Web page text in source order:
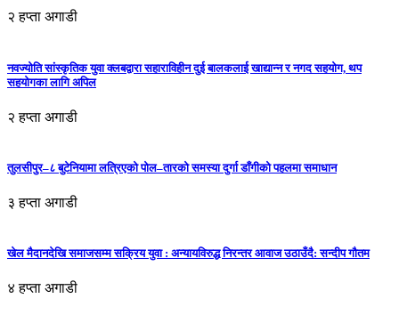
२ हप्ता अगाडी
नवज्योति सांस्कृतिक युवा क्लबद्वारा सहाराविहीन दुई बालकलाई खाद्यान्न र नगद सहयोग, थप
सहयोगका लागि अपिल
२ हप्ता अगाडी
तुलसीपुर–८ बुटेनियामा लत्रिएको पोल–तारको समस्या दुर्गा डाँगीको पहलमा समाधान
३ हप्ता अगाडी
खेल मैदानदेखि समाजसम्म सक्रिय युवा : अन्यायविरुद्ध निरन्तर आवाज उठाउँदै: सन्दीप गौतम
४ हप्ता अगाडी